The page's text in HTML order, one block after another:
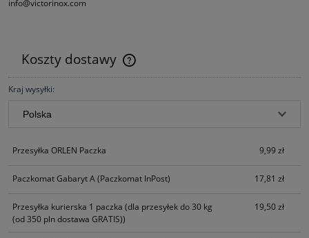
info@victorinox.com
Koszty dostawy
Cena nie zawiera ewentualnych kosztów płatności
Kraj wysyłki:
Przesyłka ORLEN Paczka 9,99 zł
Paczkomat Gabaryt A(Paczkomat InPost) 17,81 zł
Przesyłka kurierska 1 paczka (dla przesyłek do 30 kg
(od 350 pln dostawa GRATIS))
19,50 zł